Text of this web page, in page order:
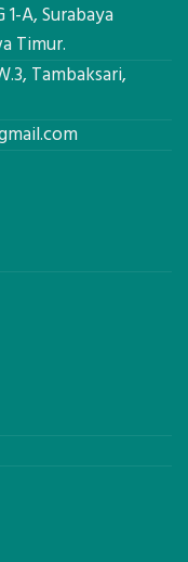
A, Surabaya
Timur.
Tambaksari,